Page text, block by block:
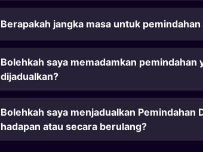
Berapakah jangka masa untuk
Bolehkah saya memadamkan pemindahan
dijadualkan?
Bolehkah saya menjadualkan Pemindahan
hadapan atau secara berulang?